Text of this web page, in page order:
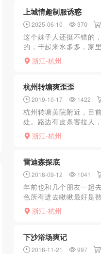
上城情趣制服诱惑
2025-06-10 370
这个妹子人还挺不错的
的，干起来水多多，家
服，过去了可以自己挑
务也很顶，口爆霸道，
浙江-杭州
杭州转塘爽歪歪
2019-10-17 1422
杭州转塘美院附近，目
处。路边有皮条客拉人
环境么，周边都被拆的
去去妹子的住处，就在
浙江-杭州
雷迪森探底
2018-09-12 1041
年前也和几个朋友一起
色所有进去瞅瞅最好是
安全放心我们几个进去
来带我们进去到5楼敲
浙江-杭州
下沙浴场爽记
2018-11-21 997